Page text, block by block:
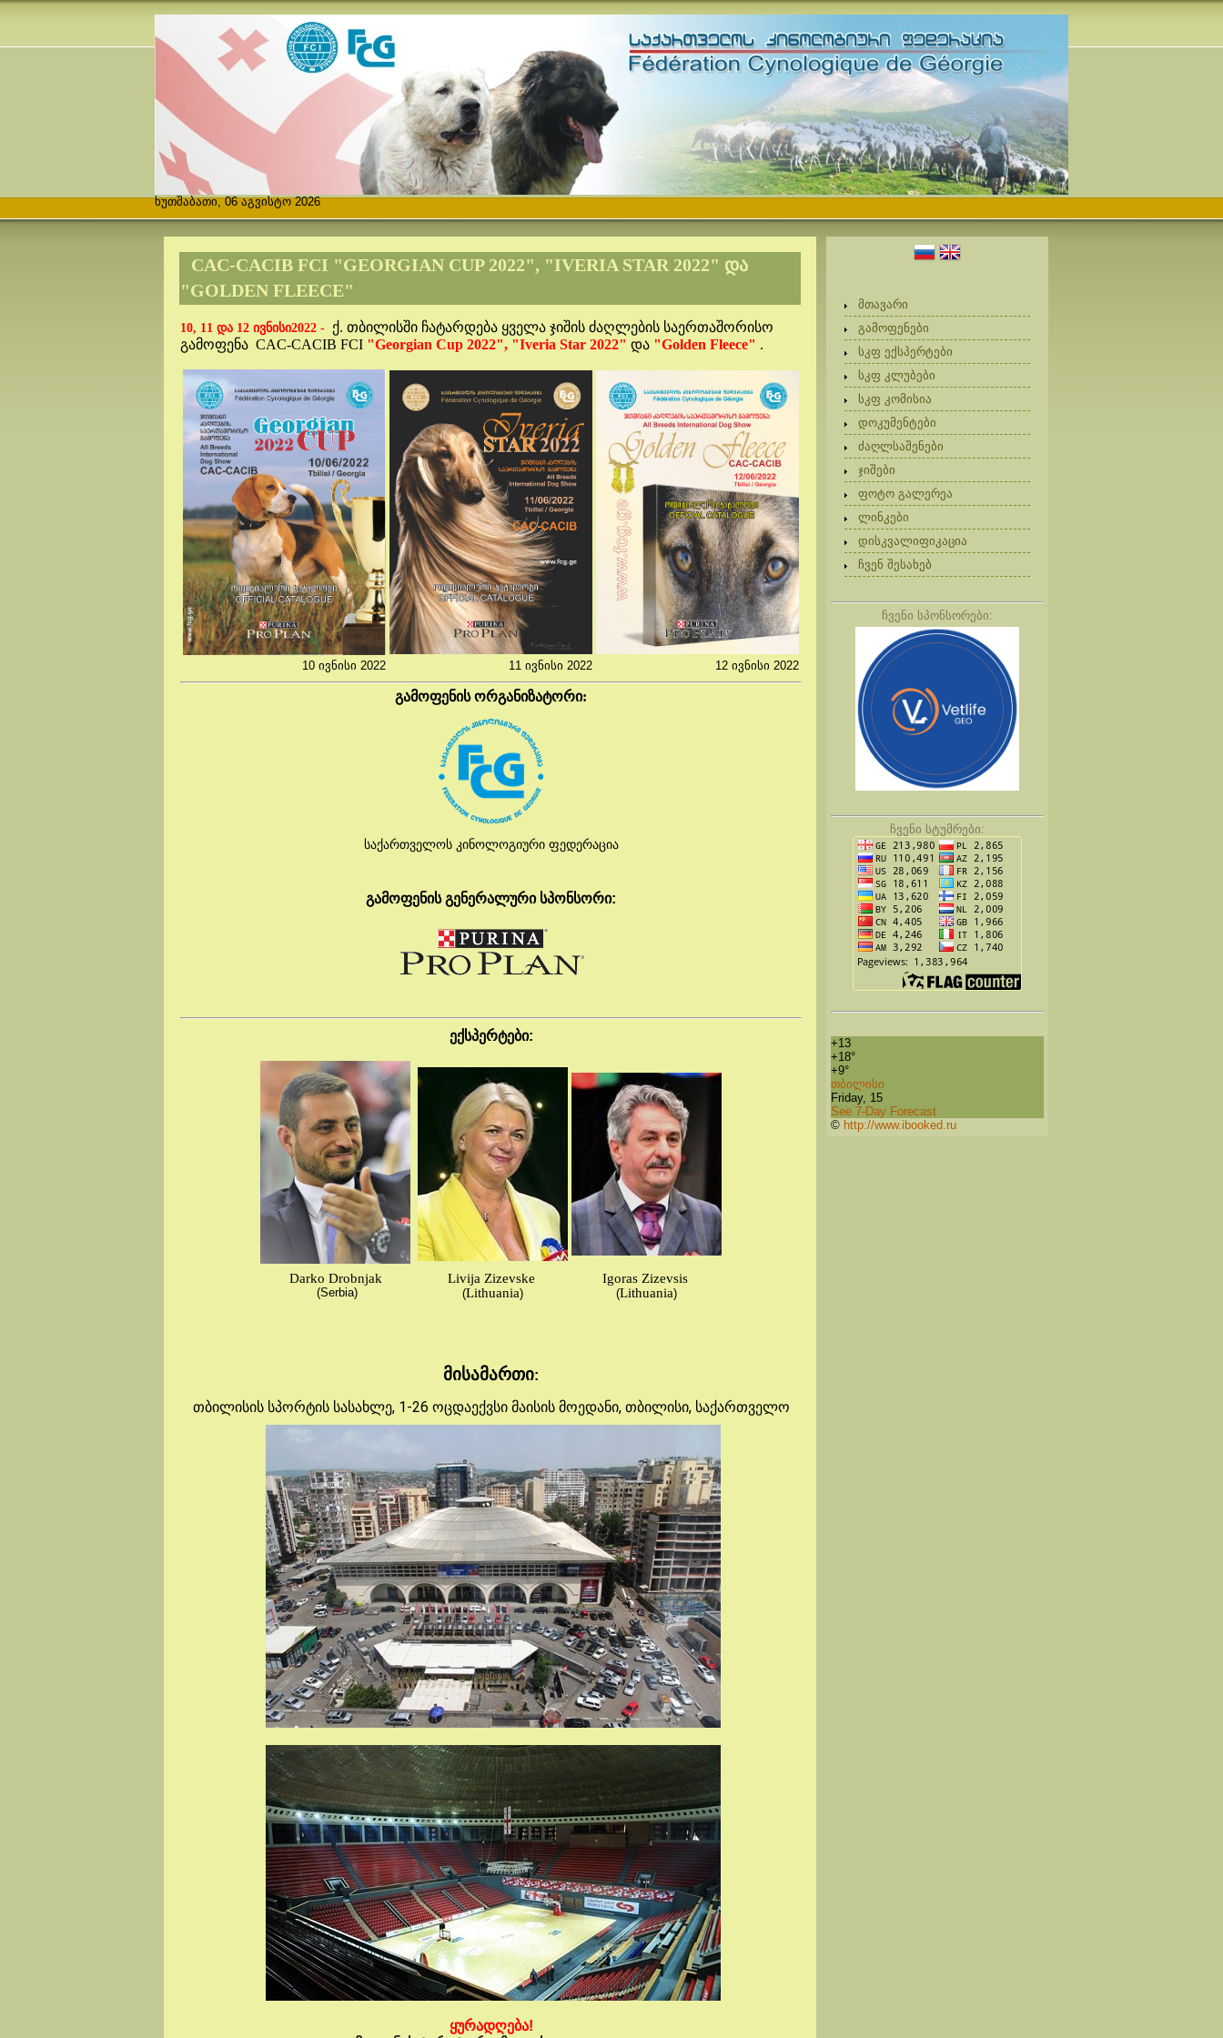
ხუთშაბათი, 06 აგვისტო 2026
CAC-CACIB FCI "GEORGIAN CUP 2022", "IVERIA STAR 2022" ᲓᲐ
"GOLDEN FLEECE"
10, 11 და 12 ივნისი2022 - ქ. თბილისში ჩატარდება ყველა ჯიშის ძაღლების საერთაშორისო
გამოფენა CAC-CACIB FCI "Georgian Cup 2022", "Iveria Star 2022" და "Golden Fleece" .
10 ივნისი 2022 11 ივნისი 2022 12 ივნისი 2022
გამოფენის ორგანიზატორი:
საქართველოს კინოლოგიური ფედერაცია
გამოფენის გენერალური სპონსორი:
ექსპერტები:
Darko Drobnjak
(Serbia)
Livija Zizevske
(Lithuania)
Igoras Zizevsis
(Lithuania)
მისამართი:
თბილისის სპორტის სასახლე, 1-26 ოცდაექვსი მაისის მოედანი, თბილისი, საქართველო
ყურადღება!
მთავარი
გამოფენები
სკფ ექსპერტები
სკფ კლუბები
სკფ კომისია
დოკუმენტები
ძაღლსაშენები
ჯიშები
ფოტო გალერეა
ლინკები
დისკვალიფიკაცია
ჩვენ შესახებ
ჩვენი სპონსორები:
ჩვენი სტუმრები:
+13
+18°
+9°
თბილისი
Friday, 15
See 7-Day Forecast
© http://www.ibooked.ru